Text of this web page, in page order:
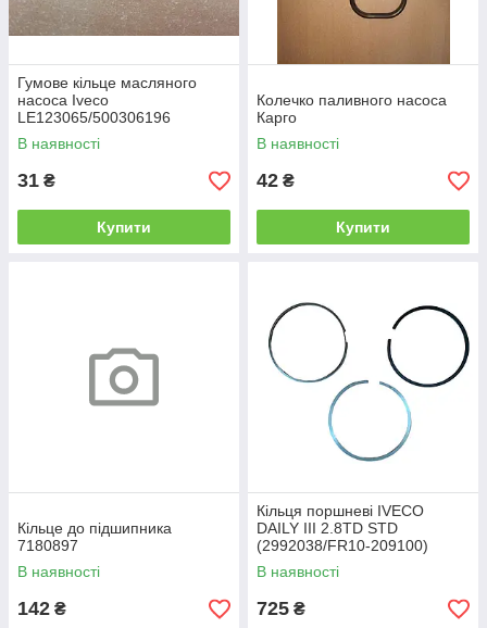
Гумове кільце масляного
насоса Iveco
LE123065/500306196
В наявності
31 ₴
Купити
Колечко паливного насоса
Карго
В наявності
42 ₴
Купити
Кільце до підшипника
7180897
В наявності
142 ₴
Кільця поршневі IVECO
DAILY III 2.8TD STD
(2992038/FR10-209100)
Freccia
В наявності
725 ₴